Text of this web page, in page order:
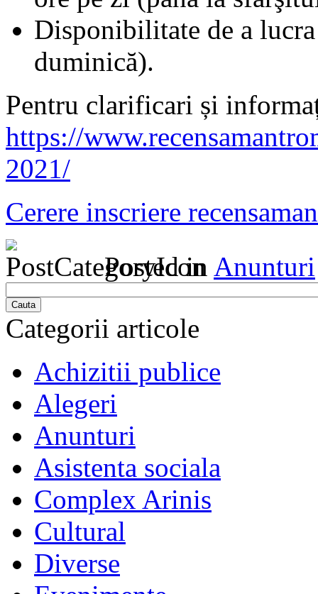
Disponibilitate de a
duminică).
Pentru clarificari și
https://
2021/
Cerere inscriere
Posted in Anunturi
Cauta
Categorii articole
Achizitii publice
Alegeri
Anunturi
Asistenta sociala
Complex Arinis
Cultural
Diverse